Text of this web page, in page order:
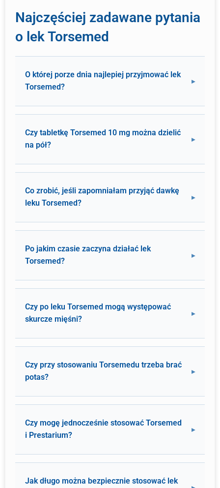
Najczęściej zadawane pytania
o lek Torsemed
O której porze dnia najlepiej przyjmować lek
Torsemed?
Czy tabletkę Torsemed 10 mg można dzielić
na pół?
Co zrobić, jeśli zapomniałam przyjąć dawkę
leku Torsemed?
Po jakim czasie zaczyna działać lek
Torsemed?
Czy po leku Torsemed mogą występować
skurcze mięśni?
Czy przy stosowaniu Torsemedu trzeba brać
potas?
Czy mogę jednocześnie stosować Torsemed
i Prestarium?
Jak długo można bezpiecznie stosować lek